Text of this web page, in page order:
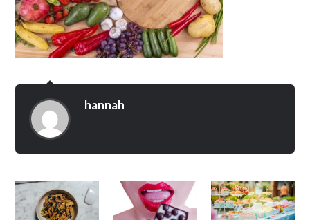
hannah